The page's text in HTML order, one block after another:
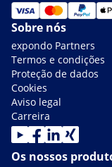
Sobre nós
expondo Partners
Termos e condições
Proteção de dados
Cookies
Aviso legal
Carreira
Os nossos